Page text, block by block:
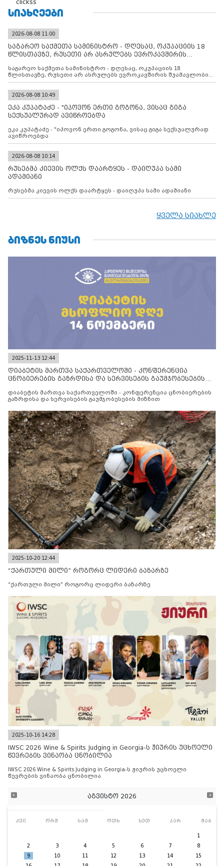
clickss
ᲡᲘᲐᲮᲚᲔᲔᲑᲘ
2026-08-08 11:00
საგარეო საქმეთა სამინისტრო - დღესაც, ოკუპაციის 18
წლისთავზე, რუსეთი არ ასრულებს ევროკავშირის
საგარეო საქმეთა სამინისტრო - დღესაც, ოკუპაციის 18
წლისთავზე, რუსეთი არ ასრულებს ევროკავშირის შუამავლობით
დადებულ 2008 წლის 12 აგვისტოს ცეცხლის შეწყვეტის
კონტროლს ოკუპირებულ რეგიონებში, აგრძელებს მათი
მილიტარიზაციის პროცესს და აქტიურად დგამს ნაბიჯებს მათი
ფაქტობრივი ანექსიისკენ
2026-08-08 10:49
ეკა კუპატაძე - "იპოვონ ერთი გოგონა, ვისაც გიგა
სექსუალურად ავიწროებდა
ეკა კუპატაძე - "იპოვონ ერთი გოგონა, ვისაც გიგა სექსუალურად
ავიწროებდა
2026-08-08 10:14
რუსებმა კიევის ოლქს დაარტყეს - დაიღუპა სამი
ადამიანი
რუსებმა კიევის ოლქს დაარტყეს - დაიღუპა სამი ადამიანი
ყველა სიახლე
ᲑᲘᲖᲜᲔᲡ ᲜᲘᲣᲡᲘ
2025-11-13 12:44
დიაბეტის მართვა საქართველოში - კონფერენცია
ცნობიერების გაზრდისა და სერვისების გაუმჯობესების
დიაბეტის მართვა საქართველოში - კონფერენცია ცნობიერების
გაზრდისა და სერვისების გაუმჯობესების მიზნით
2025-10-20 12:44
“ქართული მილი” როგორც ლიდერი ბაზარზე
“ქართული მილი” როგორც ლიდერი ბაზარზე
2025-10-16 14:28
IWSC 2026 Wine & Spirits Judging in Georgia-ს ჟიურის უცხოელი
წევრების ვინაობა ცნობილია
IWSC 2026 Wine & Spirits Judging in Georgia-ს ჟიურის უცხოელი
წევრების ვინაობა ცნობილია
აგვისტო 2026
კვი ორშ სამ ოთხ ხუთ პარ შაბ
1
2
3 4 5 6 7
8
9
10 11 12 13 14
15